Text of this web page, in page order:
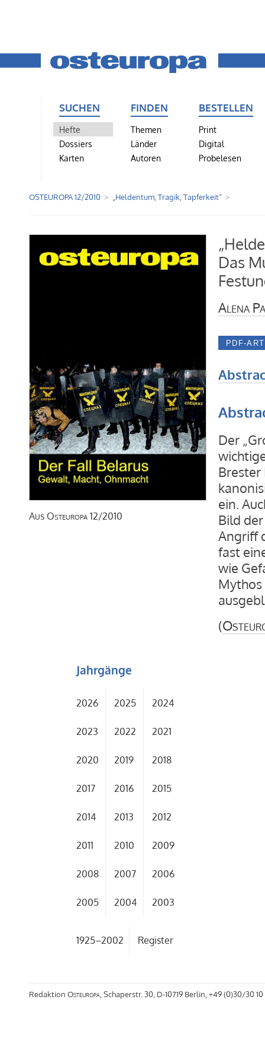
SUCHEN
Hefte
Dossiers
Karten
FINDEN
Themen
Länder
Autoren
BESTELLEN
Print
Digital
Probelesen
OSTEUROPA 12/2010 „Heldentum, Tragik, Tapferkeit“
Aus Osteuropa 12/2010
Das
Alena
Der
ein.
Bild
Angriff
fast
wie
(
Jahrgänge
2026 2025 2024
2023 2022 2021
2020 2019 2018
2017 2016 2015
2014 2013 2012
2011 2010 2009
2008 2007 2006
2005 2004 2003
1925–2002 Register
Redaktion Osteuropa, Schaperstr. 30, D-10719 Berlin, +49 (0)30/30